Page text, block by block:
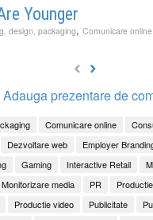
Younger
design, packaging, Comunicare online
Adauga prezentare de
Comunicare online
Dezvoltare web Employer
Gaming Interactive Retail
Monitorizare media PR
Productie video Publicitate